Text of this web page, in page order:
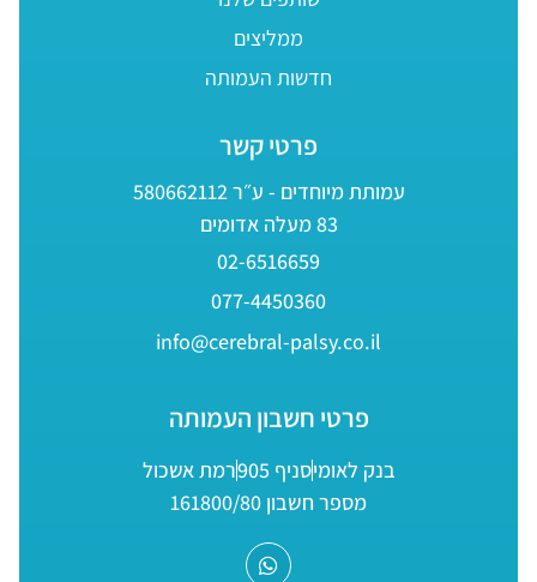
ממליצים
חדשות העמותה
פרטי קשר
עמותת מיוחדים - ע״ר 580662112
83 מעלה אדומים
02-6516659
077-4450360
info@cerebral-palsy.co.il
פרטי חשבון העמותה
בנק לאומיסניף 905
רמת אשכול
מספר חשבון 161800/80